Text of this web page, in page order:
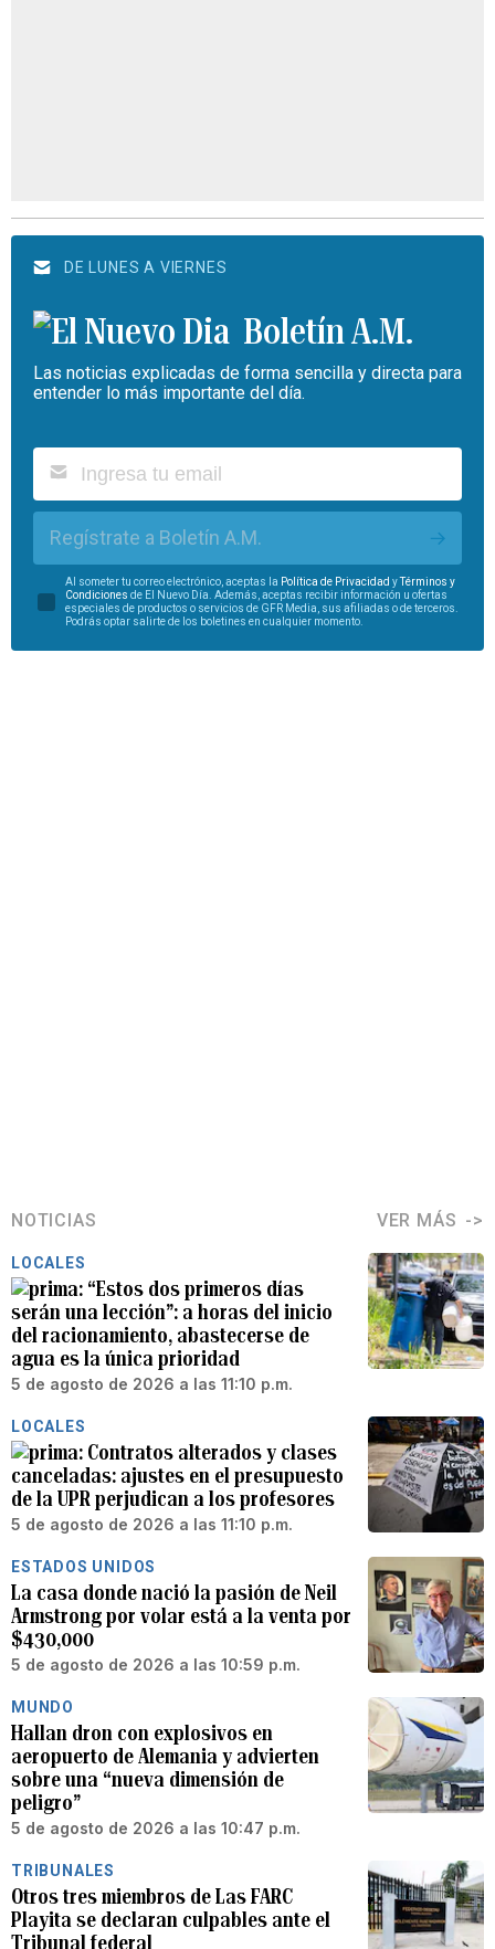
DE LUNES A VIERNES
Boletín A.M.
Las noticias explicadas de forma sencilla y directa para
entender lo más importante del día.
Regístrate a Boletín A.M.
Al someter tu correo electrónico, aceptas la Política de Privacidad yTérminos y
Condiciones de El Nuevo Día. Además, aceptas recibir información u ofertas
especiales de productos o servicios de GFR Media, sus afiliadas o de terceros.
Podrás optar salirte de los boletines en cualquier momento.
NOTICIAS VER MÁS
LOCALES
“Estos dos primeros días
serán una lección”: a horas del inicio
del racionamiento, abastecerse de
agua es la única prioridad
5 de agosto de 2026 a las 11:10 p.m.
LOCALES
Contratos alterados y clases
canceladas: ajustes en el presupuesto
de la UPR perjudican a los profesores
5 de agosto de 2026 a las 11:10 p.m.
ESTADOS UNIDOS
La casa donde nació la pasión de Neil
Armstrong por volar está a la venta por
$430,000
5 de agosto de 2026 a las 10:59 p.m.
MUNDO
Hallan dron con explosivos en
aeropuerto de Alemania y advierten
sobre una “nueva dimensión de
peligro”
5 de agosto de 2026 a las 10:47 p.m.
TRIBUNALES
Otros tres miembros de Las FARC
Playita se declaran culpables ante el
Tribunal federal